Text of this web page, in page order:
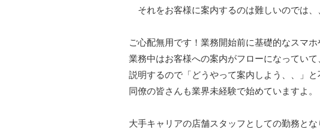
それをお客様に案内するのは難しいのでは、
ご心配無用です！業務開始前に基礎的なスマ
業務中はお客様への案内がフローになってい
説明するので「どうやって案内しよう、、」と
同僚の皆さんも業界未経験で始めていますよ。
大手キャリアの店舗スタッフとしての勤務とな